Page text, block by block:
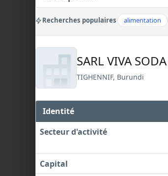
Recherches populaires alimentation
SARL VIVA SODA
TIGHENNIF, Burundi
Identité
Secteur d'activité
Capital